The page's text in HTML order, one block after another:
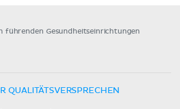
führenden Gesundheitseinrichtungen
QUALITÄTSVERSPRECHEN